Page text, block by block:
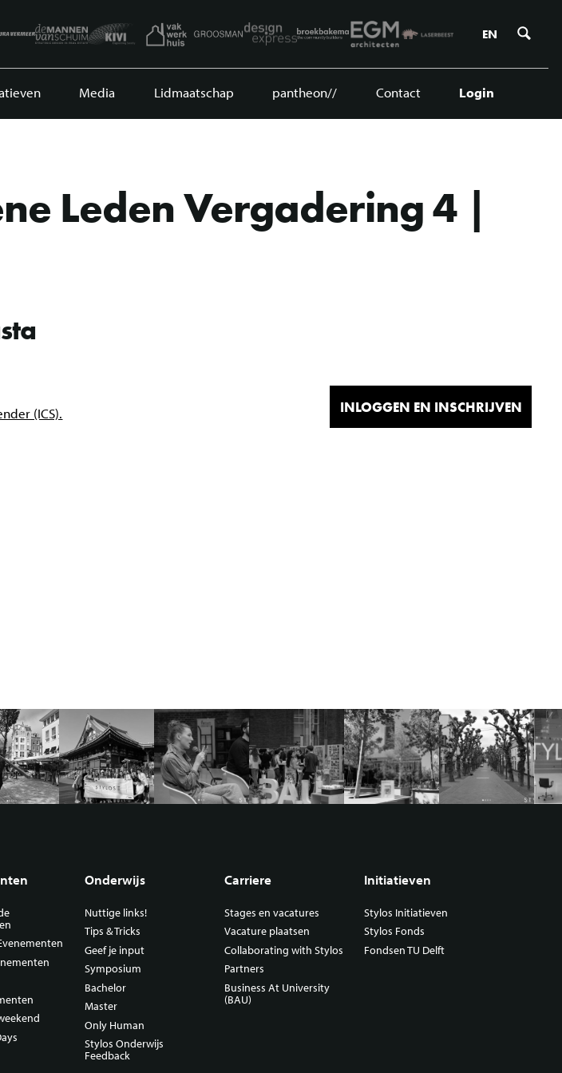
EN
Media Lidmaatschap pantheon// Contact Login
Leden Vergadering 4 |
(ICS). INLOGGEN EN INSCHRIJVEN
Onderwijs
Nuttige links!
Tips & Tricks
Geef je input
Symposium
Bachelor
Master
Only Human
Stylos Onderwijs
Feedback
Carriere
Stages en vacatures
Vacature plaatsen
Collaborating with Stylos
Partners
Business At University
(BAU)
Initiatieven
Stylos Initiatieven
Stylos Fonds
Fondsen TU Delft